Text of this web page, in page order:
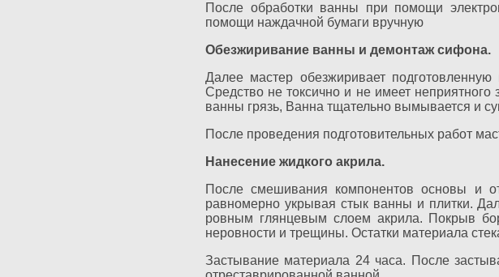
После обработки ванны при помощи
помощи наждачной бумаги вручную
Обезжиривание ванны и демонтаж сифона.
Далее мастер обезжиривает
Средство не токсично и не имеет
ванны грязь, Ванна тщательно вымывается и
После проведения подготовительных работ
Нанесение жидкого акрила.
После смешивания компонентов основы и
равномерно укрывая стык ванны и плитки.
ровным глянцевым слоем акрила. Покрыв
неровности и трещины. Остатки материала
Застывание материала 24 часа. После